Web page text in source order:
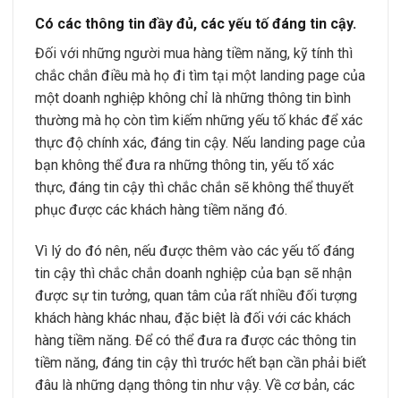
Có các thông tin đầy đủ, các yếu tố đáng tin cậy.
Đối với những người mua hàng tiềm năng, kỹ tính thì
chắc chắn điều mà họ đi tìm tại một landing page của
một doanh nghiệp không chỉ là những thông tin bình
thường mà họ còn tìm kiếm những yếu tố khác để xác
thực độ chính xác, đáng tin cậy. Nếu landing page của
bạn không thể đưa ra những thông tin, yếu tố xác
thực, đáng tin cậy thì chắc chắn sẽ không thể thuyết
phục được các khách hàng tiềm năng đó.
Vì lý do đó nên, nếu được thêm vào các yếu tố đáng
tin cậy thì chắc chắn doanh nghiệp của bạn sẽ nhận
được sự tin tưởng, quan tâm của rất nhiều đối tượng
khách hàng khác nhau, đặc biệt là đối với các khách
hàng tiềm năng. Để có thể đưa ra được các thông tin
tiềm năng, đáng tin cậy thì trước hết bạn cần phải biết
đâu là những dạng thông tin như vậy. Về cơ bản, các